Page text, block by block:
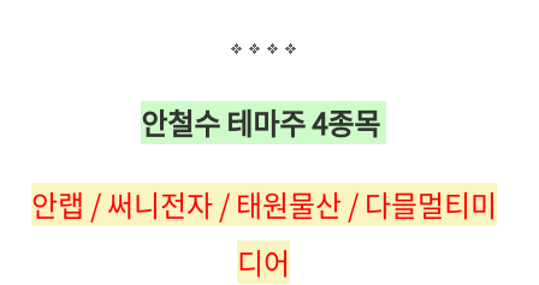
안철수 테마주 4종목
안랩 / 써니전자 / 태원물산 / 다믈멀티미
디어